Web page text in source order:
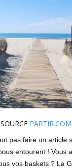
SOURCE PARTIR.COM
pas faire un article
entourent ! Vous
vos baskets ? La